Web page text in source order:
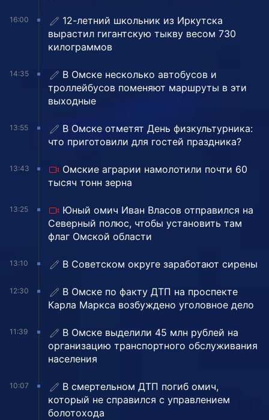
16:00
12-летний школьник из Иркутска
вырастил гигантскую тыкву весом 730
килограммов
14:35
В Омске несколько автобусов и
троллейбусов поменяют маршруты в эти
выходные
13:55
В Омске отметят День физкультурника:
что приготовили для гостей праздника?
13:43
Омские аграрии намолотили почти 60
тысяч тонн зерна
13:25
Юный омич Иван Власов отправился на
Северный полюс, чтобы установить там
флаг Омской области
13:10 В Советском округе заработают сирены
12:30
В Омске по факту ДТП на проспекте
Карла Маркса возбуждено уголовное дело
11:39
В Омске выделили 45 млн рублей на
организацию транспортного обслуживания
населения
10:07
В смертельном ДТП погиб омич,
который не справился с управлением
болотохода